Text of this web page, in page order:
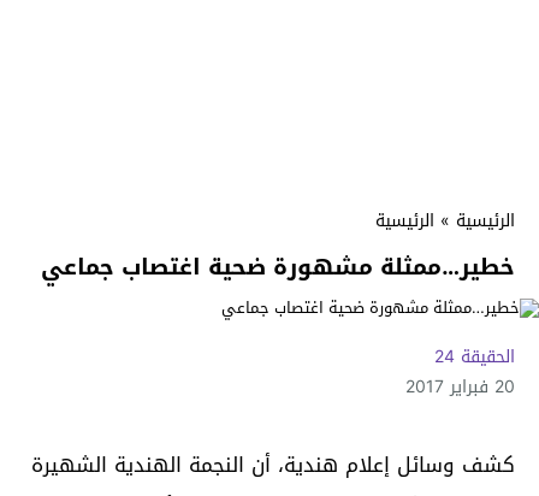
الرئيسية » الرئيسية
خطير…ممثلة مشهورة ضحية اغتصاب جماعي
الحقيقة 24
20 فبراير 2017
كشف وسائل إعلام هندية، أن النجمة الهندية الشهيرة